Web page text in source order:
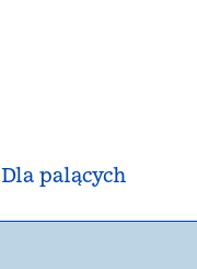
Dla palących